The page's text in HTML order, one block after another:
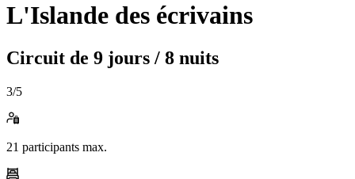
L'Islande des écrivains
Circuit de 9 jours / 8 nuits
3/5
21 participants max.